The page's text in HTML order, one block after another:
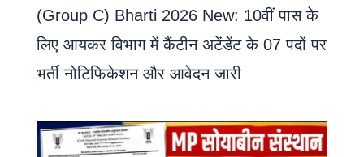
(Group C) Bharti 2026 New: 10वीं पास के
लिए आयकर विभाग में कैंटीन अटेंडेंट के 07 पदों पर
भर्ती नोटिफिकेशन और आवेदन जारी